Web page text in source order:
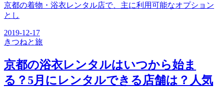
京都の着物・浴衣レンタル店で、主に利用可能なオプション
とし
2019-12-17
きつねと旅
京都の浴衣レンタルはいつから始ま
る？5月にレンタルできる店舗は？人気